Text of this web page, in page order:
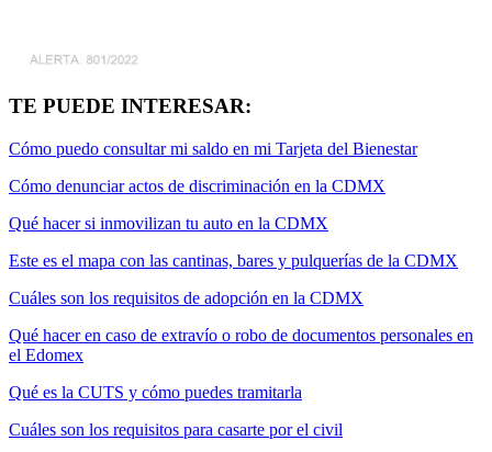
TE PUEDE INTERESAR:
Cómo puedo consultar mi saldo en mi Tarjeta del Bienestar
Cómo denunciar actos de discriminación en la CDMX
Qué hacer si inmovilizan tu auto en la CDMX
Este es el mapa con las cantinas, bares y pulquerías de la CDMX
Cuáles son los requisitos de adopción en la CDMX
Qué hacer en caso de extravío o robo de documentos personales en
el Edomex
Qué es la CUTS y cómo puedes tramitarla
Cuáles son los requisitos para casarte por el civil